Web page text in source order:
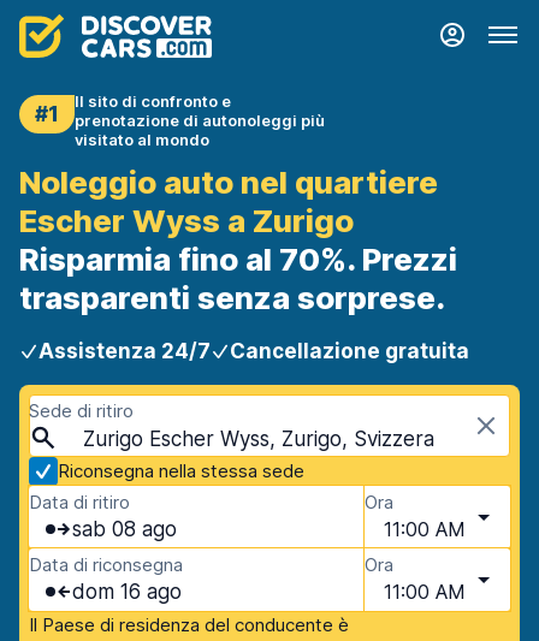
#1
Il sito di confronto e
prenotazione di autonoleggi più
visitato al mondo
Noleggio auto nel quartiere
Escher Wyss a Zurigo
Risparmia fino al 70%. Prezzi
trasparenti senza sorprese.
Assistenza 24/7 Cancellazione gratuita
Sede di ritiro
Zurigo Escher Wyss, Zurigo, Svizzera
Riconsegna nella stessa sede
Data di ritiro
sab 08 ago
Ora
11:00 AM
Data di riconsegna
dom 16 ago
Ora
11:00 AM
Il Paese di residenza del conducente è